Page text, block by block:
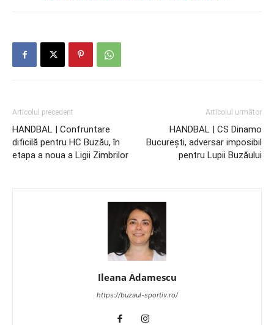
Articolul precedent
HANDBAL | Confruntare
dificilă pentru HC Buzău, în
etapa a noua a Ligii Zimbrilor
Articolul următor
HANDBAL | CS Dinamo
București, adversar imposibil
pentru Lupii Buzăului
Ileana Adamescu
https://buzaul-sportiv.ro/